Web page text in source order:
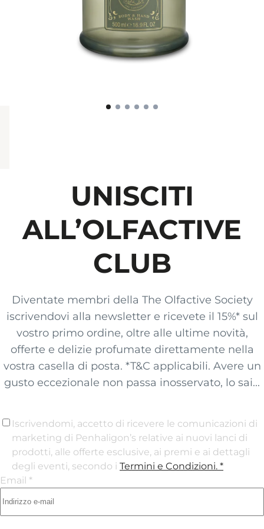
UNISCITI
ALL’OLFACTIVE
CLUB
Diventate membri della The Olfactive Society
iscrivendovi alla newsletter e ricevete il 15%* sul
vostro primo ordine, oltre alle ultime novità,
offerte e delizie profumate direttamente nella
vostra casella di posta. *T&C applicabili. Avere un
gusto eccezionale non passa inosservato, lo sai...
Iscrivendomi, accetto di ricevere le comunicazioni di
marketing di Penhaligon’s relative ai nuovi lanci di
prodotti, alle offerte esclusive, ai premi e ai dettagli
degli eventi, secondo i Termini e Condizioni. *
Email *